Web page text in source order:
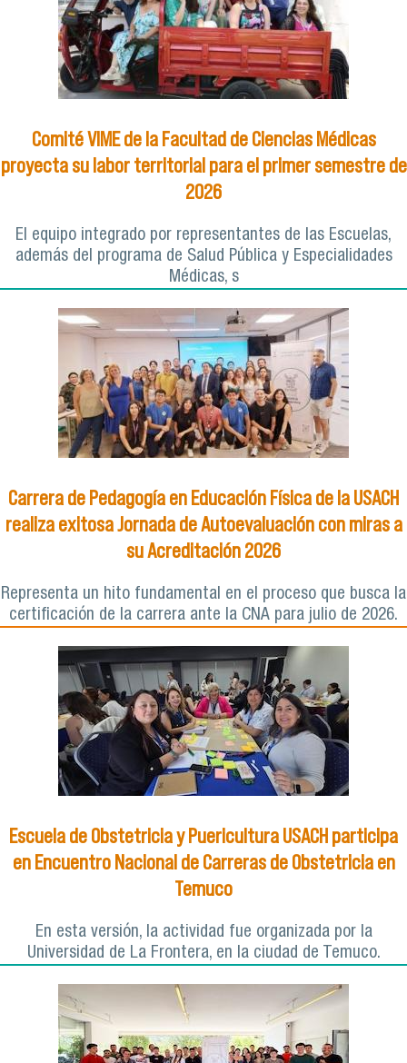
Comité VIME de la Facultad de Ciencias Médicas
proyecta su labor territorial para el primer semestre de
2026
El equipo integrado por representantes de las Escuelas,
además del programa de Salud Pública y Especialidades
Médicas, s
Carrera de Pedagogía en Educación Física de la USACH
realiza exitosa Jornada de Autoevaluación con miras a
su Acreditación 2026
Representa un hito fundamental en el proceso que busca la
certificación de la carrera ante la CNA para julio de 2026.
Escuela de Obstetricia y Puericultura USACH participa
en Encuentro Nacional de Carreras de Obstetricia en
Temuco
En esta versión, la actividad fue organizada por la
Universidad de La Frontera, en la ciudad de Temuco.